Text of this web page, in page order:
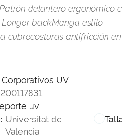
delantero ergonómico
backManga estilo
cubrecosturas antifricción en
Corporativos UV
uv
Universitat de
Valencia